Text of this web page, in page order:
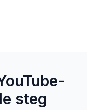
steg